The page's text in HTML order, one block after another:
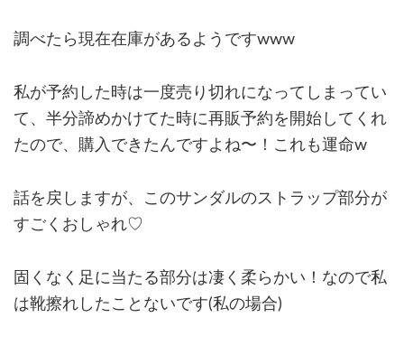
調べたら現在在庫があるようですwww
私が予約した時は一度売り切れになってしまってい
て、半分諦めかけてた時に再販予約を開始してくれ
たので、購入できたんですよね〜！これも運命w
話を戻しますが、このサンダルのストラップ部分が
すごくおしゃれ♡
固くなく足に当たる部分は凄く柔らかい！なので私
は靴擦れしたことないです(私の場合)